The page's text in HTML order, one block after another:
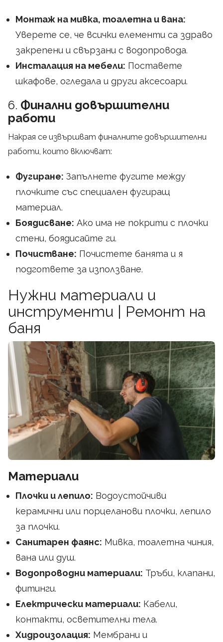
Монтаж на мивка, тоалетна и вана:
Уверете се, че всички елементи са здраво
закрепени и свързани с водопровода.
Инсталация на мебели: Поставете
шкафове, огледала и други аксесоари.
6. Финални довършителни
работи
Накрая се извършват финалните довършителни
работи, които включват:
Фугиране: Запълнете фугите между
плочките със специален фугиращ
материал.
Боядисване: Ако има не покрити с плочки
стени, боядисайте ги.
Почистване: Почистете банята и я
подгответе за използване.
Нужни материали и
инструменти | Ремонт на
баня
Материали
Плочки и лепило: Водоустойчиви
керамични или порцеланови плочки, лепило
за плочки.
Санитарен фаянс: Мивка, тоалетна чиния,
вана или душ.
Водопроводни материали: Тръби, клапани,
фитинги.
Електрически материали: Кабели,
контакти, осветителни тела.
Хидроизолация: Мембрани и